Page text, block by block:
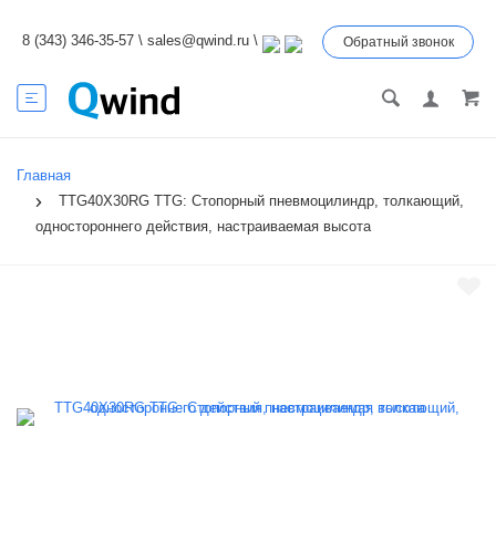
8 (343) 346-35-57 \ sales@qwind.ru \ Обратный звонок
Главная
TTG40X30RG TTG: Стопорный пневмоцилиндр, толкающий,
одностороннего действия, настраиваемая высота